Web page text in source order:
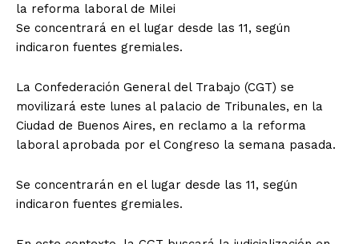
la reforma laboral de Milei
Se concentrará en el lugar desde las 11, según
indicaron fuentes gremiales.
La Confederación General del Trabajo (CGT) se
movilizará este lunes al palacio de Tribunales, en la
Ciudad de Buenos Aires, en reclamo a la reforma
laboral aprobada por el Congreso la semana pasada.
Se concentrarán en el lugar desde las 11, según
indicaron fuentes gremiales.